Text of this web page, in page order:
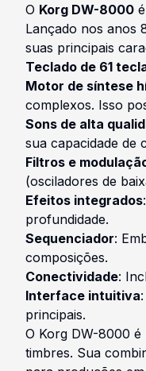
O Korg DW-8000
Lançado nos anos
suas principais
Teclado de 61
Motor de síntese
complexos. Isso
Sons de alta
sua capacidade de
Filtros e
(osciladores de
Efeitos integrados
profundidade.
Sequenciador:
composições.
Conectividade:
Interface intuitiva
principais.
O Korg DW-8000
timbres. Sua